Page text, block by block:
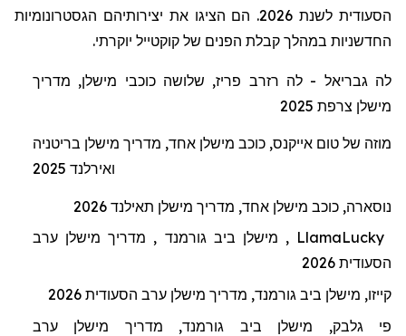
הסעודית לשנת 2026. הם הציגו את יצירותיהם הגסטרונומיות
החדשניות במהלך קבלת הפנים של קוקטייל יוקרתי.
לה גבריאל - לה רזרב פריז, שלושה כוכבי מישלן, מדריך
מישלן צרפת
מוזה של טום אייקנס, כוכב מישלן אחד, מדריך מישלן בריטניה
ואירלנד
נוסארה, כוכב מישלן אחד, מדריך מישלן תאילנד
Lucky
Llama
, מישלן ביב גורמנד , מדריך מישלן ערב
הסעודית
קייזו, מישלן ביב גורמנד, מדריך מישלן ערב הסעודית
פי
גלבק, מישלן ביב גורמנד, מדריך מישלן
ערב